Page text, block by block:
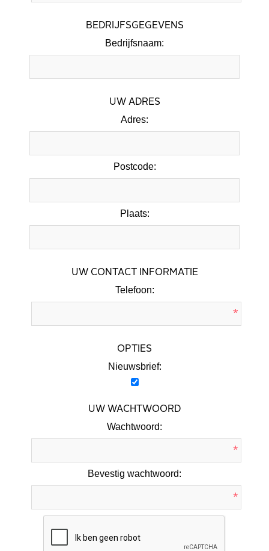
BEDRIJFSGEGEVENS
Bedrijfsnaam:
UW ADRES
Adres:
Postcode:
Plaats:
UW CONTACT INFORMATIE
Telefoon:
*
OPTIES
Nieuwsbrief:
UW WACHTWOORD
Wachtwoord:
*
Bevestig wachtwoord:
*